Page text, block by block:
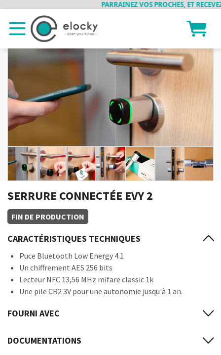
PARRAINEZ VOS PROCHES, ET RECEVEZ
SERRURE CONNECTÉE EVY 2
FIN DE PRODUCTION
CARACTÉRISTIQUES TECHNIQUES
Puce Bluetooth Low Energy 4.1
Un chiffrement AES 256 bits
Lecteur NFC 13,56 MHz mifare classic 1k
Une pile CR2 3V pour une autonomie jusqu'à 1 an.
FOURNI AVEC
DOCUMENTATIONS